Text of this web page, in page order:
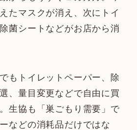
たマスクが消え、次にトイ
菌シートなどがお店から消
もトイレットペーパー、除
、量目変更などで自由に買
生協も「巣ごもり需要」で
などの消耗品だけではな